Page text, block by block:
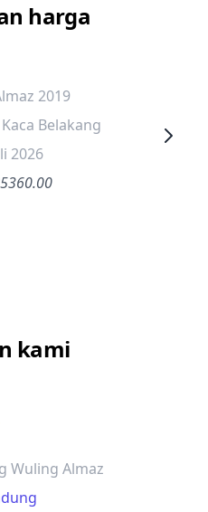
harga
2019
Belakang
2026
kami
bintang lima
Wuling Almaz